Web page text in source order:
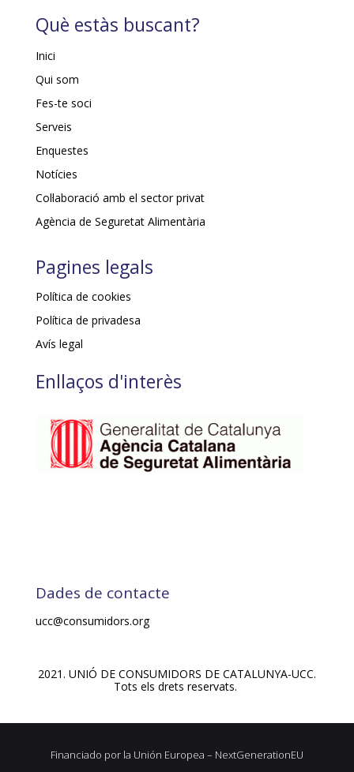
Què estàs buscant?
Inici
Qui som
Fes-te soci
Serveis
Enquestes
Notícies
Col·laboració amb el sector privat
Agència de Seguretat Alimentària
Pagines legals
Política de cookies
Política de privadesa
Avís legal
Enllaços d'interès
Dades de contacte
ucc@consumidors.org
2021. UNIÓ DE CONSUMIDORS DE CATALUNYA-UCC.
Tots els drets reservats.
Financiado por la Unión Europea – NextGenerationEU